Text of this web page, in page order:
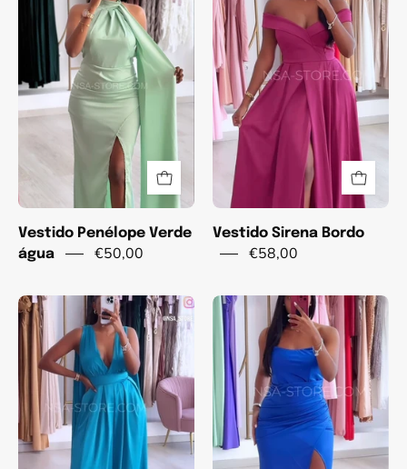
Penélope
Verde
água
Vestido Penélope Verde
água
€50,00
Sirena
Bordo
Vestido Sirena Bordo
€58,00
Vestido
Josy
Azul
Turquesa
Vestido
ily
Azulão